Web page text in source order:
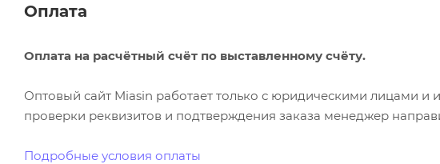
Оплата
Оплата на расчётный счёт по выставленному счёту.
Оптовый сайт Miasin работает только с юридическими лицами
проверки реквизитов и подтверждения заказа менеджер
Подробные условия оплаты